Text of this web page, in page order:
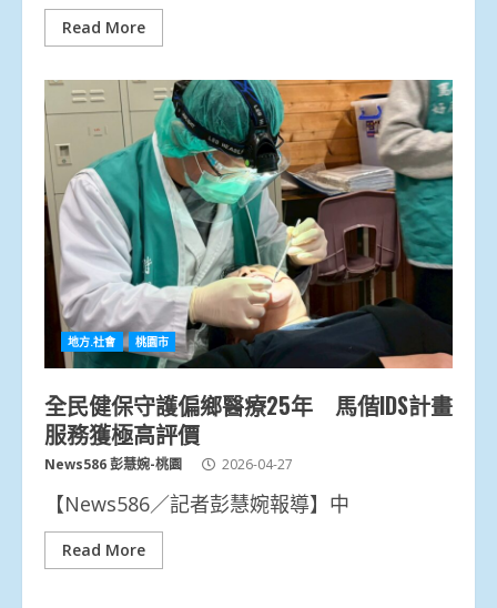
Read More
地方.社會 桃園市
全民健保守護偏鄉醫療25年 馬偕IDS計畫
服務獲極高評價
News586 彭慧婉-桃園 2026-04-27
【News586／記者彭慧婉報導】中
Read More